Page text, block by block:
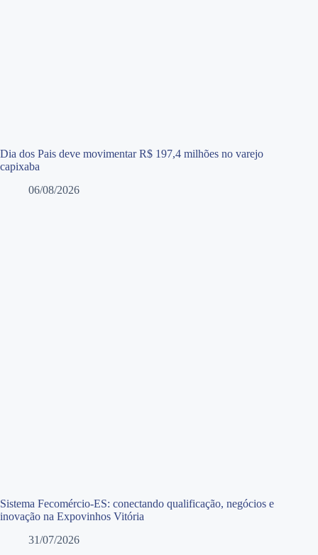
Dia dos Pais deve movimentar R$ 197,4 milhões no varejo
capixaba
06/08/2026
Sistema Fecomércio-ES: conectando qualificação, negócios e
inovação na Expovinhos Vitória
31/07/2026